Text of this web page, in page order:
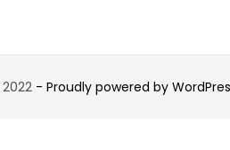
- Proudly powered by